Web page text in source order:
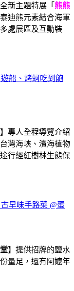
新主題特展「 熊熊
迪熊元素結合海軍
處展區及互動裝
船、烤蚵吃到飽
】專人全程導覽介紹
灣海峽、濱海植物
行經紅樹林生態保
早味手路菜 @蛋
】提供招牌的鹽水
量足，還有阿嬤年